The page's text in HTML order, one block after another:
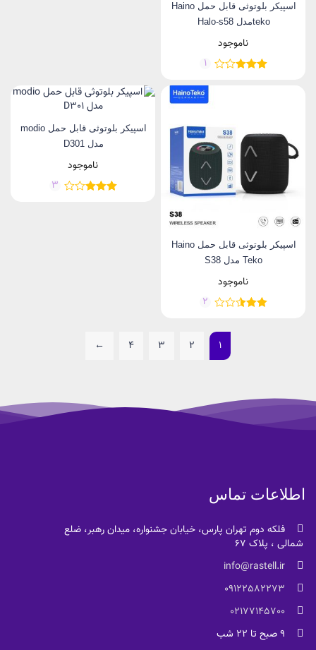
اسپیکر بلوتوثی قابل حمل Haino
tekoمدل Halo-s58
ناموجود
1
اسپیکر بلوتوثی قابل حمل Haino
Teko مدل S38
ناموجود
2
اسپیکر بلوتوثی قابل حمل modio
مدل D301
ناموجود
3
1
2
3
4
←
اطلاعات تماس
فلکه دوم تهران پارس، خیابان جشنواره، میدان رهبر، ضلع
شمالی ، پلاک 67
info@rastell.ir
09122582273
02177145700
9 صبح تا 22 شب